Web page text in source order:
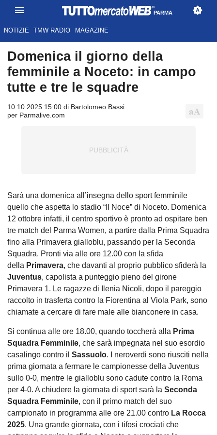
PARMA
NOTIZIE TMW RADIO MAGAZINE
Domenica il giorno della
femminile a Noceto: in campo
tutte e tre le squadre
10.10.2025 15:00 di Bartolomeo Bassi
per Parmalive.com
Sarà una domenica all’insegna dello sport femminile
quello che aspetta lo stadio “Il Noce” di Noceto. Domenica
12 ottobre infatti, il centro sportivo è pronto ad ospitare ben
tre match del Parma Women, a partire dalla Prima Squadra
fino alla Primavera gialloblu, passando per la Seconda
Squadra. Pronti via alle ore 12.00 con la sfida
della Primavera, che davanti al proprio pubblico sfiderà la
Juventus, capolista a punteggio pieno del girone
Primavera 1. Le ragazze di Ilenia Nicoli, dopo il pareggio
raccolto in trasferta contro la Fiorentina al Viola Park, sono
chiamate a cercare di fare male alle bianconere in casa.
Si continua alle ore 18.00, quando toccherà alla Prima
Squadra Femminile, che sarà impegnata nel suo esordio
casalingo contro il Sassuolo. I neroverdi sono riusciti nella
prima giornata a fermare le campionesse della Juventus
sullo 0-0, mentre le gialloblu sono cadute contro la Roma
per 4-0. A chiudere la giornata di sport sarà la Seconda
Squadra Femminile, con il primo match del suo
campionato in programma alle ore 21.00 contro La Rocca
2025. Una grande giornata, con i tifosi crociati che